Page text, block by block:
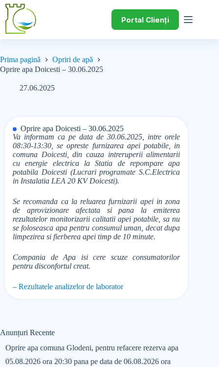
Portal Clienți
Prima pagină
Opriri de apă
Oprire apa Doicesti – 30.06.2025
27.06.2025
Oprire apa Doicesti – 30.06.2025
Va informam ca pe data de 30.06.2025, intre orele
08:30-13:30, se opreste furnizarea apei potabile, in
comuna Doicesti, din cauza intreruperii alimentarii
cu energie electrica la Statia de repompare apa
potabila Doicesti (Lucrari programate S.C.Electrica
in Instalatia LEA 20 KV Doicesti).
Se recomanda ca la reluarea furnizarii apei in zona
de aprovizionare afectata si pana la emiterea
rezultatelor monitorizarii calitatii apei potabile, sa nu
se foloseasca apa pentru consumul uman, decat dupa
limpezirea si fierberea apei timp de 10 minute.
Compania de Apa isi cere scuze consumatorilor
pentru disconfortul creat.
– Rezultatele analizelor de laborator
Anunțuri Recente
Oprire apa comuna Glodeni, pentru refacere rezerva apa
05.08.2026 ora 20:30 pana pe data de 06.08.2026 ora